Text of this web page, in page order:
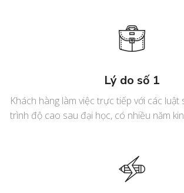
Lý do số 1
Khách hàng làm việc trực tiếp với các luật
trình độ cao sau đại học, có nhiều năm